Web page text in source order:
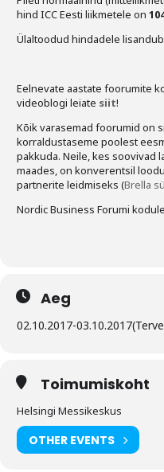
hind ICC Eesti liikmetele on
Ülaltoodud hindadele
Eelnevate aastate foorumite
videoblogi leiate siit!
Kõik varasemad foorumid on
korraldustaseme poolest
pakkuda. Neile, kes soovivad
maades, on konverentsil
partnerite leidmiseks (Brella
Nordic Business Forumi
Aeg
02.10.2017-03.10.2017
Toimumiskoht
Helsingi Messikeskus
OTHER EVENTS